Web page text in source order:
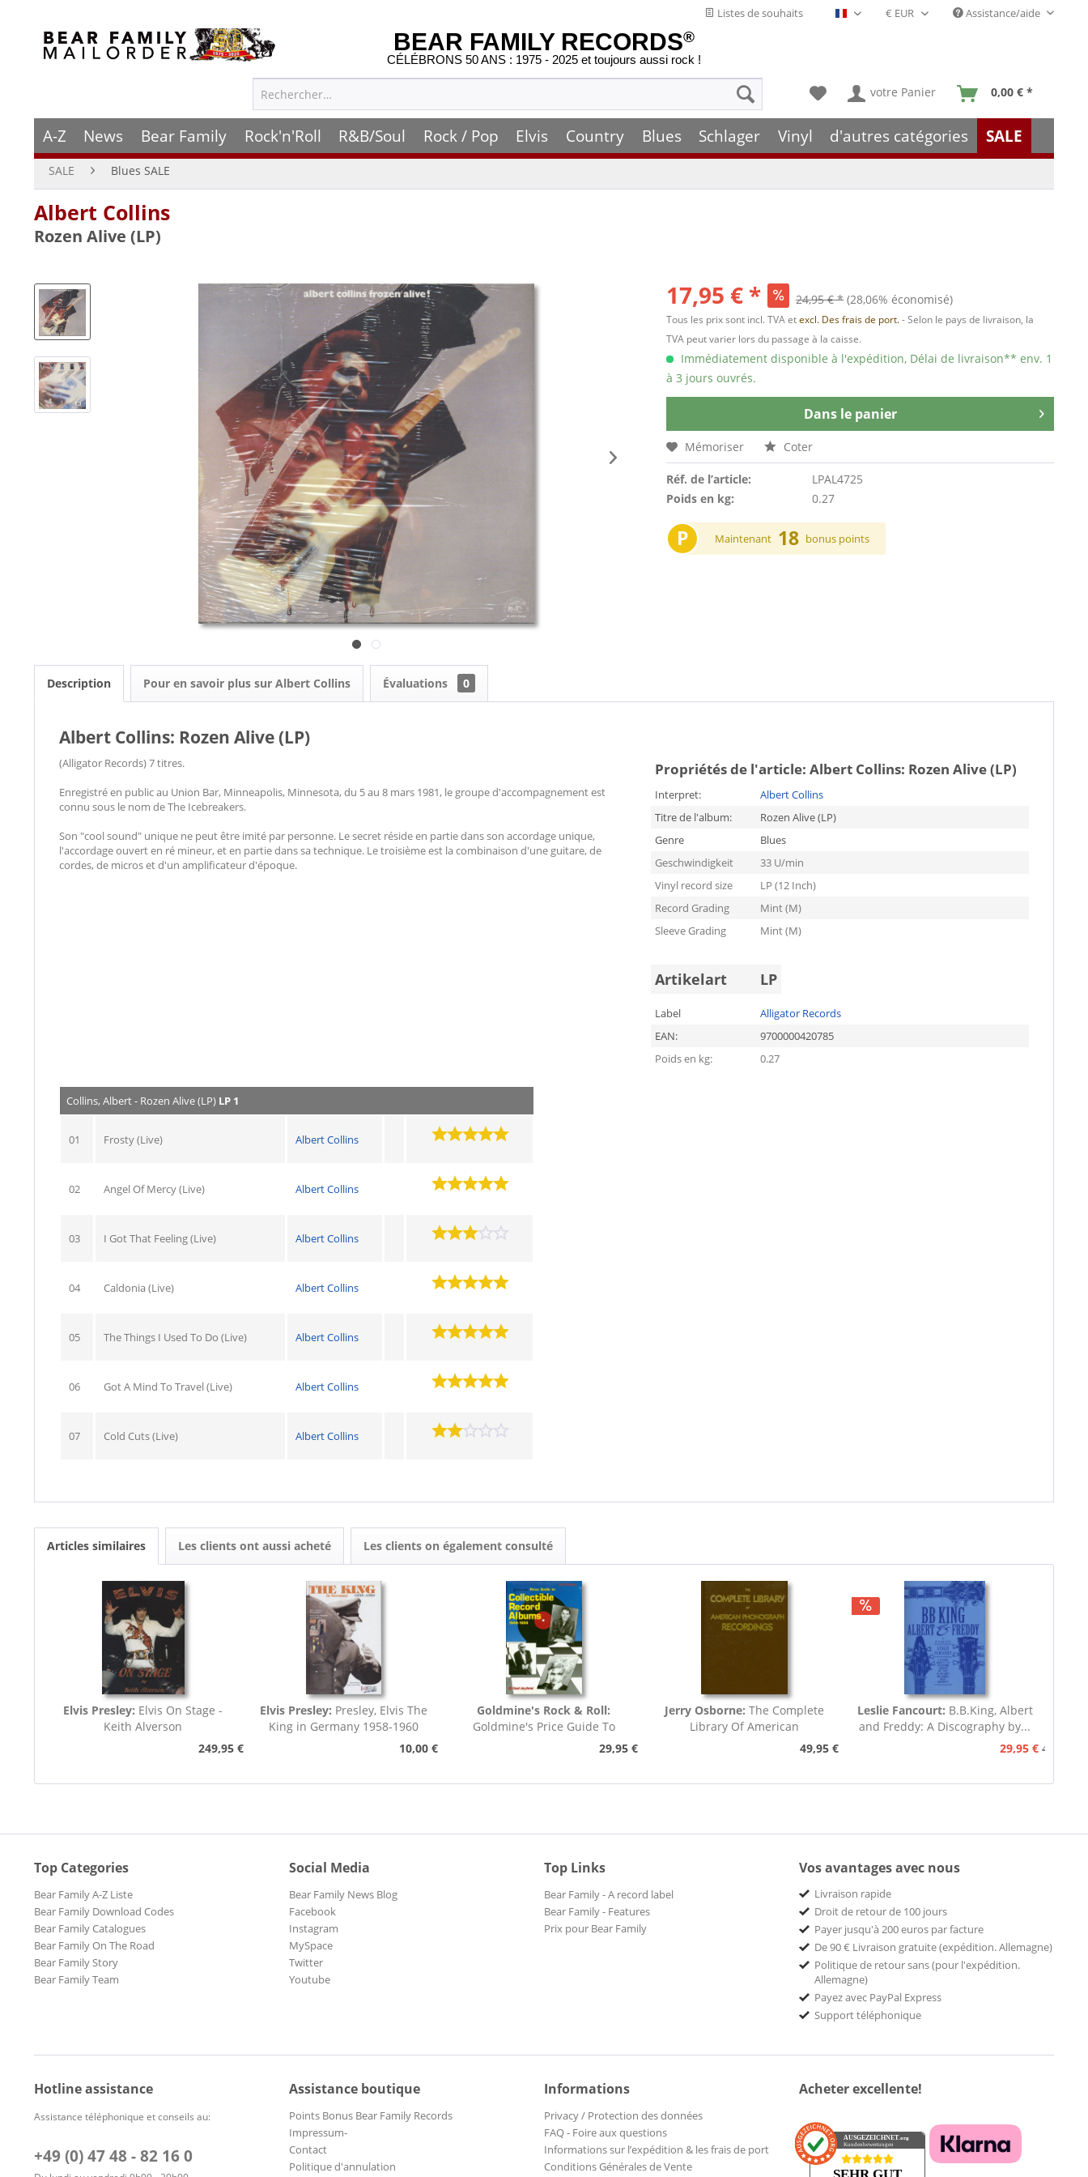
Listes de souhaits Français- FR Assistance/aide
BEAR FAMILY RECORDS®
CÉLÉBRONS 50 ANS : 1975 - 2025 et toujours aussi rock !
votre Panier 0,00 € *
A-Z News Bear Family Rock'n'Roll R&B/Soul Rock / Pop Elvis Country Blues Schlager Vinyl d'autres catégories SALE
SALE Blues SALE
Albert Collins
Rozen Alive (LP)
17,95 € * 24,95 € * (28,06% économisé)
Tous les prix sont incl. TVA etexcl. Des frais de port.- Selon le pays de livraison, la
TVA peut varier lors du passage à la caisse.
Immédiatement disponible à l'expédition, Délai de livraison** env. 1
à 3 jours ouvrés.
Dans le panier
Mémoriser Coter
Réf. de l’article:
LPAL4725
Poids en kg:
0.27
P Maintenant 18 bonus points
Description Pour en savoir plus sur Albert Collins Évaluations 0
Albert Collins: Rozen Alive (LP)
(Alligator Records) 7 titres.
Enregistré en public au Union Bar, Minneapolis, Minnesota, du 5 au 8 mars 1981, le groupe d'accompagnement est
connu sous le nom de The Icebreakers.
Son "cool sound" unique ne peut être imité par personne. Le secret réside en partie dans son accordage unique,
l'accordage ouvert en ré mineur, et en partie dans sa technique. Le troisième est la combinaison d'une guitare, de
cordes, de micros et d'un amplificateur d'époque.
Propriétés de l'article: Albert Collins: Rozen Alive (LP)
Interpret:
Albert Collins
Titre de l'album:
Rozen Alive (LP)
Genre
Blues
Geschwindigkeit
33 U/min
Vinyl record size
LP (12 Inch)
Record Grading
Mint (M)
Sleeve Grading
Mint (M)
Artikelart LP
Label
Alligator Records
EAN:
9700000420785
Poids en kg:
0.27
Collins, Albert - Rozen Alive (LP) LP 1
01 Frosty (Live) Albert Collins
02 Angel Of Mercy (Live) Albert Collins
03 I Got That Feeling (Live) Albert Collins
04 Caldonia (Live) Albert Collins
05 The Things I Used To Do (Live) Albert Collins
06 Got A Mind To Travel (Live) Albert Collins
07 Cold Cuts (Live) Albert Collins
Articles similaires Les clients ont aussi acheté Les clients on également consulté
Elvis Presley: Elvis On Stage -
Keith Alverson
249,95 €
Elvis Presley: Presley, Elvis The
King in Germany 1958-1960
10,00 €
Goldmine's Rock & Roll:
Goldmine's Price Guide To
Collectable Record...29,95 €
Jerry Osborne:The Complete
Library Of American
49,95 €
Leslie Fancourt: B.B.King, Albert
and Freddy: A Discography by...
29,95 € 49,95 €
Top Categories
Bear Family A-Z Liste
Bear Family Download Codes
Bear Family Catalogues
Bear Family On The Road
Bear Family Story
Bear Family Team
Social Media
Bear Family News Blog
Facebook
Instagram
MySpace
Twitter
Youtube
Top Links
Bear Family - A record label
Bear Family - Features
Prix pour Bear Family
Vos avantages avec nous
Livraison rapide
Droit de retour de 100 jours
Payer jusqu'à 200 euros par facture
De 90 € Livraison gratuite (expédition. Allemagne)
Politique de retour sans (pour l'expédition.
Allemagne)
Payez avec PayPal Express
Support téléphonique
Hotline assistance
Assistance téléphonique et conseils au:
+49 (0) 47 48 - 82 16 0
Assistance boutique
Points Bonus Bear Family Records
Impressum-
Contact
Politique d'annulation
Informations
Privacy / Protection des données
FAQ - Foire aux questions
Informations sur l’expédition & les frais de port
Conditions Générales de Vente
Acheter excellente!
AUSGEZEICHNET.org
Kundenbewertungen